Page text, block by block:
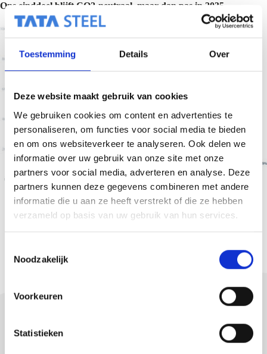
Toestemming Details Over
Deze website maakt gebruik van cookies
We gebruiken cookies om content en advertenties te
personaliseren, om functies voor social media te bieden
en om ons websiteverkeer te analyseren. Ook delen we
informatie over uw gebruik van onze site met onze
partners voor social media, adverteren en analyse. Deze
partners kunnen deze gegevens combineren met andere
informatie die u aan ze heeft verstrekt of die ze hebben
verzameld op basis van uw gebruik van hun services.
Noodzakelijk
Voorkeuren
Statistieken
Ons einddoel blijft CO2-neutraal, maar dan pas in 2035.